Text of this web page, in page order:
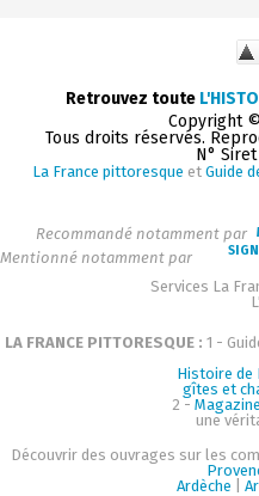
Retrouvez toute
Copyright
Tous droits réservés.
N°
La France pittoresque et Guide
Recommandé notamment par
Mentionné notamment par
Services La
LA FRANCE PITTORESQUE : 1 -
Histoire de
gîtes et
2 -
une
Découvrir des ouvrages sur les
Ardèche |